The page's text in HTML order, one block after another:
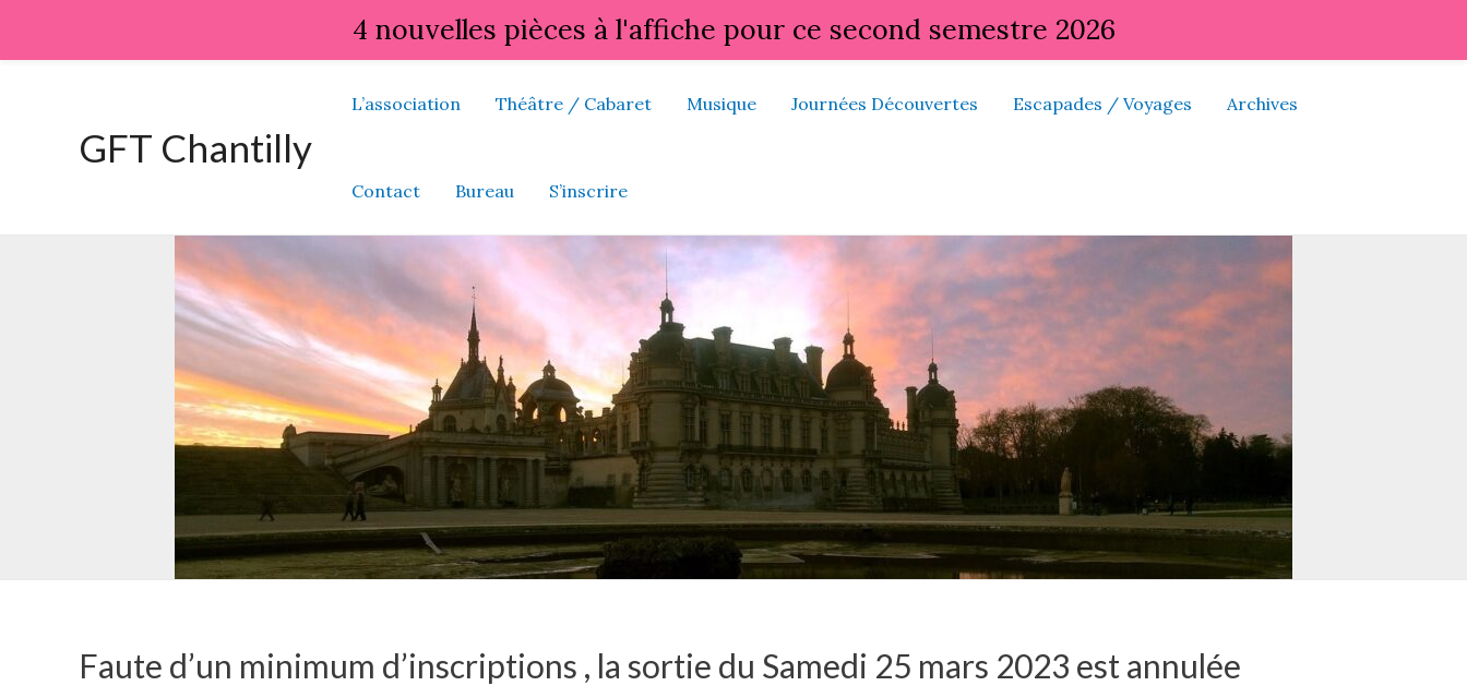
GFT Chantilly
L’association Théâtre / Cabaret Musique Journées Découvertes Escapades / Voyages Archives
Contact Bureau S’inscrire
Faute d’un minimum d’inscriptions , la sortie du Samedi 25 mars 2023 est annulée
4 nouvelles pièces à l'affiche pour ce second semestre 2026